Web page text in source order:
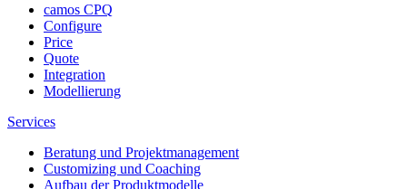
camos CPQ
Configure
Price
Quote
Integration
Modellierung
Services
Beratung und Projektmanagement
Customizing und Coaching
Aufbau der Produktmodelle